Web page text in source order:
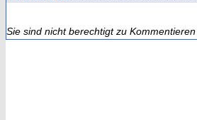
Sie sind nicht berechtigt zu